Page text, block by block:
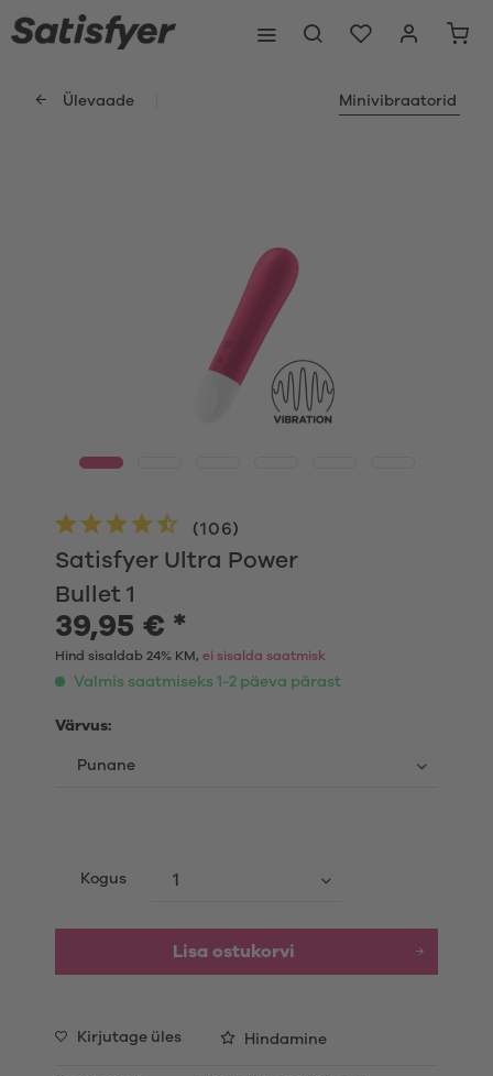
Ülevaade Minivibraatorid
Satisfyer Ultra Power
Bullet 1
(106)
39,95 € *
Hind sisaldab 24% KM, ei sisalda saatmisk
Valmis saatmiseks 1-2 päeva pärast
Värvus:
Kogus
Lisa ostukorvi
Kirjutage üles Hindamine